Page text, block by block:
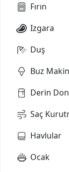
Fırın
Izgara
Duş
Buz
Derin
Saç
Havlular
Ocak